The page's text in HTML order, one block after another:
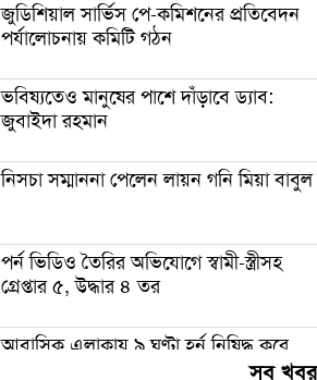
জুডিশিয়াল সার্ভিস পে-কমিশনের প্রতিবেদন
পর্যালোচনায় কমিটি গঠন
ভবিষ্যতেও মানুষের পাশে দাঁড়াবে ড্যাব:
জুবাইদা রহমান
নিসচা সম্মাননা পেলেন লায়ন গনি মিয়া বাবুল
পর্ন ভিডিও তৈরির অভিযোগে স্বামী-স্ত্রীসহ
গ্রেপ্তার ৫, উদ্ধার ৪ তর
আবাসিক এলাকায় ৯ ঘণ্টা হর্ন নিষিদ্ধ করে
সব